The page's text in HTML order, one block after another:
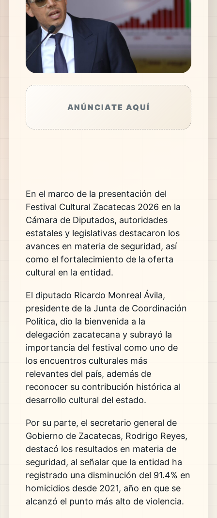
ANÚNCIATE AQUÍ
En el marco de la presentación del
Festival Cultural Zacatecas 2026 en la
Cámara de Diputados, autoridades
estatales y legislativas destacaron los
avances en materia de seguridad, así
como el fortalecimiento de la oferta
cultural en la entidad.
El diputado Ricardo Monreal Ávila,
presidente de la Junta de Coordinación
Política, dio la bienvenida a la
delegación zacatecana y subrayó la
importancia del festival como uno de
los encuentros culturales más
relevantes del país, además de
reconocer su contribución histórica al
desarrollo cultural del estado.
Por su parte, el secretario general de
Gobierno de Zacatecas, Rodrigo Reyes,
destacó los resultados en materia de
seguridad, al señalar que la entidad ha
registrado una disminución del 91.4% en
homicidios desde 2021, año en que se
alcanzó el punto más alto de violencia.